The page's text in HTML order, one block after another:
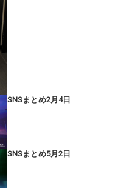
SNSまとめ2月4日
SNSまとめ5月2日